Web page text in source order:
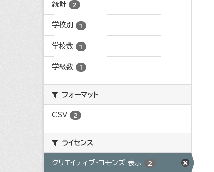
統計 2
学校別 1
学校数 1
学級数 1
フォーマット
CSV 2
ライセンス
クリエイティブ・コモンズ 表示 2